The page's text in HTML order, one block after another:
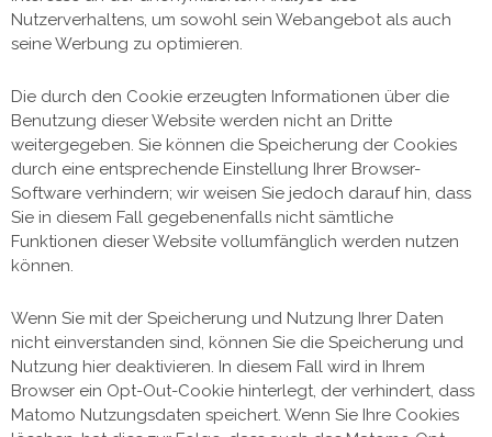
Nutzerverhaltens, um sowohl sein Webangebot als auch
seine Werbung zu optimieren.
Die durch den Cookie erzeugten Informationen über die
Benutzung dieser Website werden nicht an Dritte
weitergegeben. Sie können die Speicherung der Cookies
durch eine entsprechende Einstellung Ihrer Browser-
Software verhindern; wir weisen Sie jedoch darauf hin, dass
Sie in diesem Fall gegebenenfalls nicht sämtliche
Funktionen dieser Website vollumfänglich werden nutzen
können.
Wenn Sie mit der Speicherung und Nutzung Ihrer Daten
nicht einverstanden sind, können Sie die Speicherung und
Nutzung hier deaktivieren. In diesem Fall wird in Ihrem
Browser ein Opt-Out-Cookie hinterlegt, der verhindert, dass
Matomo Nutzungsdaten speichert. Wenn Sie Ihre Cookies